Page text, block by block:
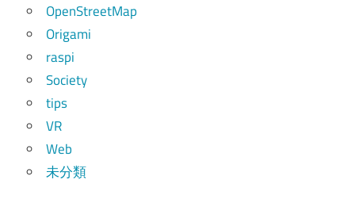
OpenStreetMap
Origami
raspi
Society
tips
VR
Web
未分類